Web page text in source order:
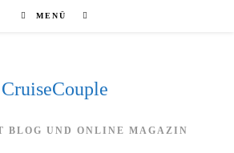
MENÜ
CruiseCouple
BLOG UND ONLINE MAGAZIN